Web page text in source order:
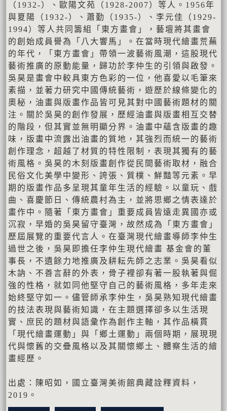
（1932-）、歐陽文苑（1928-2007）等人。1956年
與夏陽（1932-）、蕭勤（1935-）、李元佳（1929-
1994）等人共同籌組「東方畫會」，藝壇將其畫會
的創始成員譽為「八大響馬」。在當時現代繪畫荒蕪
的年代，「東方畫會」帶領一波藝術風潮，這股現代
藝術推廣的原動能量，歸功於李仲生的引領與啟發。
吳昊是畫會中較具東方色彩的一位，他喜愛以毛筆來
素描，並著力研究中國傳統藝術，遊歷於線條變化的
奧秘，油畫與版畫作品皆可見其對中國藝術題材的關
注。關於吳昊的創作發展，歷經油畫與版畫相互交替
的階段，但其實並無明顯分界。油畫中蘊含版畫的趣
味，版畫中流露出油畫的質地，其強烈而統一的藝術
創作理念，超越了材質的特性限制，表現其獨有的藝
術風格。吳昊的木刻版畫創作從民間藝術取材，融合
民俗文化美學中變形、誇張、質樸、鮮豔等元素。早
期的版畫作品多呈現其童年生活的經驗。以童玩、戲
曲、喜慶節日、傳統農村為主，並將思鄉之情表達於
畫作中。隨著「東方畫會」重要成員皆遠走異國亦或
沉寂，早婚的吳昊留守臺灣，故然成為「東方畫會」
歷屆展覽的重要代言人。在臺灣現代繪畫導師李仲生
過世之後，吳昊即擔任李仲生現代繪畫 基金會的董
事長，不遺餘力地推廣及耕耘先師之志業。吳昊看似
木訥、不善言辭的外表，骨子裡卻有著一股執著與倔
強的性格，就如同他堅守自己的藝術風格，多年走來
始終堅守如一。儘管師承李仲生，吳昊熟知現代繪畫
的技法表現與藝術知識，在主題選擇卻多以生活現
實、庶民的題材與語彙作為創作主軸，其作品橫貫
「現代繪畫運動」與「鄉土運動」兩個時期，展現現
代與懷舊的交疊風格以及其關懷鄉土、體察生活的繪
畫經歷。
出處：陳昭如，國立臺灣美術館典藏詮釋資料，
2019。